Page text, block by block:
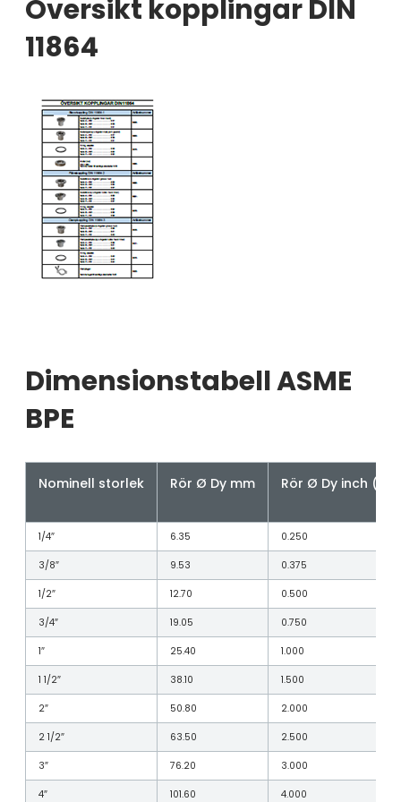
Översikt kopplingar DIN
11864
Dimensionstabell ASME
BPE
Nominell storlek Rör Ø Dy mm Rör Ø Dy inch
1/4″ 6.35
0.250
3/8″
9.53
0.375
1/2″
12.70
0.500
3/4″
19.05
0.750
1″
25.40
1.000
1 1/2″
38.10
1.500
2″
50.80
2.000
2 1/2″
63.50
2.500
3″
76.20
3.000
4″
101.60
4.000